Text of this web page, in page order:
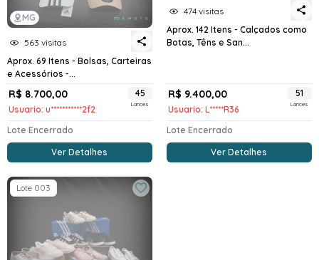
MG
563 visitas
Aprox. 69 Itens - Bolsas, Carteiras
e Acessórios -...
R$ 8.700,00
Usuario: u***********2f2
45
Lances
Lote Encerrado
Ver Detalhes
474 visitas
Aprox. 142 Itens - Calçados como
Botas, Têns e San...
R$ 9.400,00
Usuario: L*****R36
51
Lances
Lote Encerrado
Ver Detalhes
Lote 003